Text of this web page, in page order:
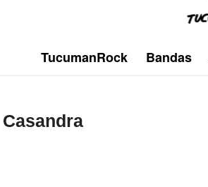
TucumanRock Bandas
Casandra